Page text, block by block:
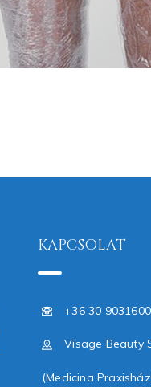
KAPCSOLAT
+36 30 9031600
Visage Beauty
(Medicina